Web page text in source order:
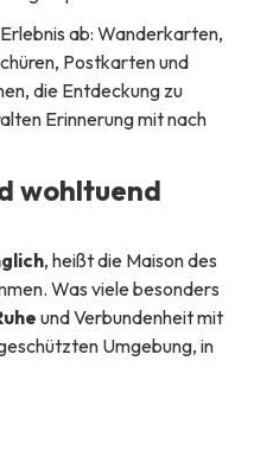
ab: Wanderkarten,
Postkarten und
die Entdeckung zu
Erinnerung mit nach
wohltuend
, heißt die Maison des
Was viele besonders
und Verbundenheit mit
Umgebung, in